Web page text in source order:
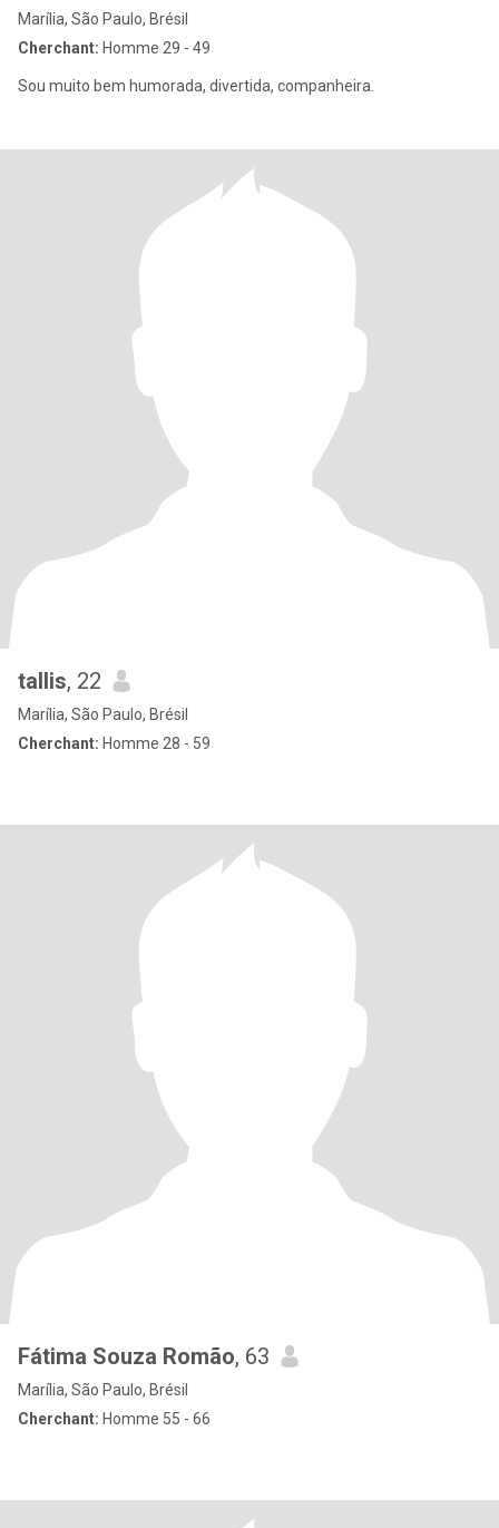
Marília, São Paulo, Brésil
Cherchant: Homme 29 - 49
Sou muito bem humorada, divertida, companheira.
tallis, 22
Marília, São Paulo, Brésil
Cherchant: Homme 28 - 59
Fátima Souza Romão, 63
Marília, São Paulo, Brésil
Cherchant: Homme 55 - 66